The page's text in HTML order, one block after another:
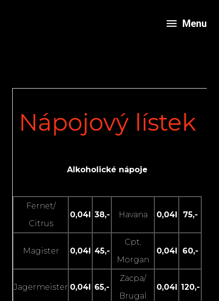
Menu
Nápojový lístek
Alkoholické nápoje
Fernet/
Citrus
0,04l 38,- Havana 0,04l 75,-
Magister 0,04l 45,-
Cpt.
Morgan
0,04l 60,-
Jagermeister 0,04l 65,-
Zacpa/
Brugal
0,04l 120,-